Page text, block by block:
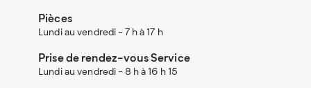
Pièces
Lundi au vendredi - 7 h à 17 h
Prise de rendez-vous Service
Lundi au vendredi - 8 h à 16 h 15